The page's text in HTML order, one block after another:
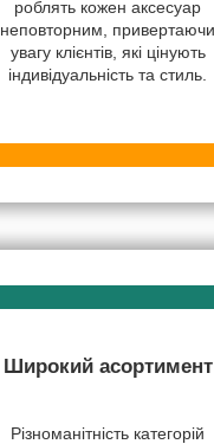
роблять кожен аксесуар
неповторним, привертаючи
увагу клієнтів, які цінують
індивідуальність та стиль.
Широкий асортимент
Різноманітність категорій